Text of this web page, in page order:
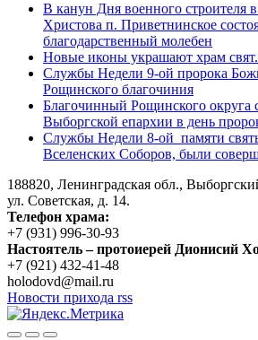
В канун Дня военного строителя
Христова п. Приветнинское
благодарственный молебен
Новые иконы украшают храм
Службы Недели 9-ой пророка
Рощинского благочиния
Благочинный Рощинского округа
Выборгской епархии в день
Службы Недели 8-ой памяти
Вселенских Соборов, были
188820, Ленинградская обл.,
ул. Советская, д. 14.
Телефон храма:
+7 (931) 996-30-93
Настоятель – протоиерей Дионисий
+7 (921) 432-41-48
holodovd@mail.ru
Новости прихода rss